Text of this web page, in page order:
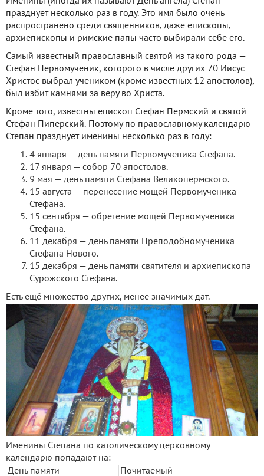
празднует несколько раз в году. Это имя было очень
распространено среди священников, даже епископы,
архиепископы и римские папы часто выбирали себе его.
Самый известный православный святой из такого рода —
Стефан Первомученик, которого в числе других 70 Иисус
Христос выбрал учеником (кроме известных 12 апостолов),
был избит камнями за веру во Христа.
Кроме того, известны епископ Стефан Пермский и святой
Стефан Пиперский. Поэтому по православному календарю
Степан празднует именины несколько раз в году:
4 января — день памяти Первомученика Стефана.
17 января — собор 70 апостолов.
9 мая — день памяти Стефана Великопермского.
15 августа — перенесение мощей Первомученика
Стефана.
15 сентября — обретение мощей Первомученика
Стефана.
11 декабря — день памяти Преподобномученика
Стефана Нового.
15 декабря — день памяти святителя и архиепископа
Сурожского Стефана.
Есть ещё множество других, менее значимых дат.
Именины Степана по католическому церковному
календарю попадают на:
День памяти
Почитаемый